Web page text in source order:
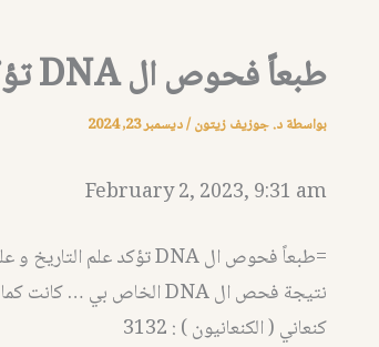
طبعاً فحوص ال DNA تؤكد علم التاريخ و علم الآثار
بواسطةد. جوزيف زيتون/ديسمبر 23, 2024
February 2, 2023, 9:31 am
=طبعاً فحوص ال DNA تؤكد علم التاريخ و علم الآثار
نتيجة فحص ال DNA الخاص بي … كانت كما يلي :
كنعاني ( الكنعانيون ) : 3132